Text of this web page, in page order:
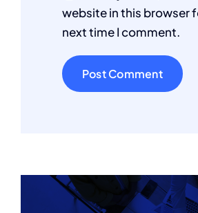
website in this browser
next time I comment.